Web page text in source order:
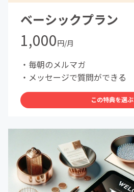
ベーシックプラン
1,000円/月
・毎朝のメルマガ
・メッセージで質問ができる
この特典を選ぶ